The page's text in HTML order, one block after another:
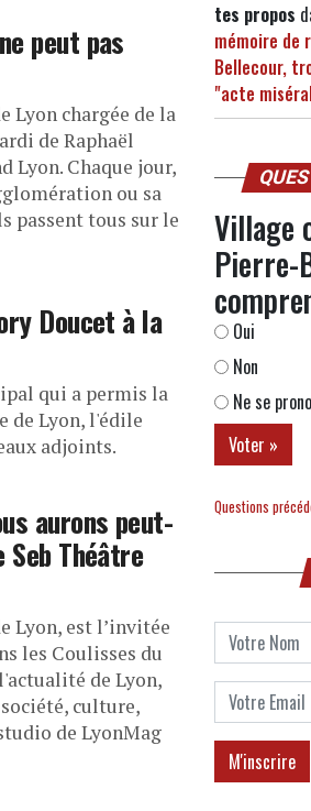
peut pas
Lyon chargée de la
de Raphaël
Lyon. Chaque jour,
ou sa
passent tous sur le
Doucet à la
qui a permis la
de Lyon, l'édile
adjoints.
aurons peut-
Seb Théâtre
Lyon, est l’invitée
les Coulisses du
de Lyon,
culture,
de LyonMag
tes propos
mémoire de
Bellecour,
"acte
Village
Pierre-
Oui
Non
Ne se
Questions